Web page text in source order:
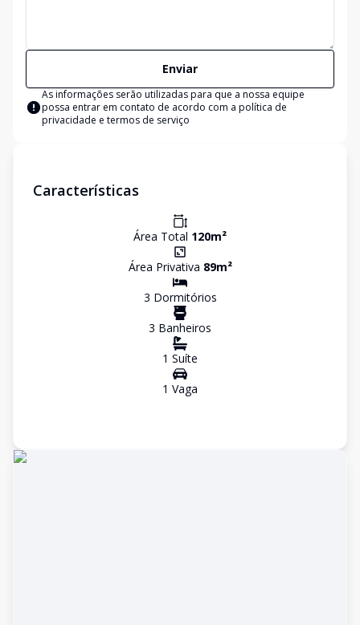
Enviar
As informações serão utilizadas para que a nossa equipe
possa entrar em contato de acordo com a política de
privacidade e termos de serviço
Características
Área Total 120m²
Área Privativa 89m²
3 Dormitórios
3 Banheiros
1 Suíte
1 Vaga